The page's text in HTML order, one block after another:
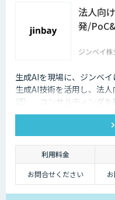
法人向
発/
ジンベイ
生成AIを現場に、ジンベ
生成AI技術を活用し、法
証）、コンサルティング
実現、DX推進まで一気通
利用料金
お問合せください